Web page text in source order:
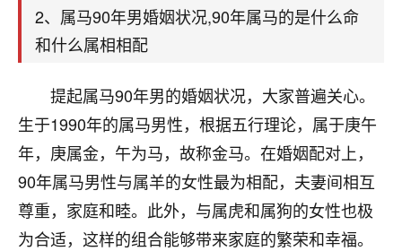
2、属马90年男婚姻状况,90年属马的是什么命
和什么属相相配
提起属马90年男的婚姻状况，大家普遍关心。
生于1990年的属马男性，根据五行理论，属于庚午
年，庚属金，午为马，故称金马。在婚姻配对上，
90年属马男性与属羊的女性最为相配，夫妻间相互
尊重，家庭和睦。此外，与属虎和属狗的女性也极
为合适，这样的组合能够带来家庭的繁荣和幸福。
哪样不服都不行！
平安是福：我也是每年找老师化太岁，看年
卦，认识老师3年了，都是缘分啊！
17分钟前 来自湖北 19
心若莲花
我是做餐饮的，这两年，生意屡屡受挫，店开一家关
一家，要么生意不好，生意好的就出事。前些年攒的
家底快败光了，真是倒霉！我也想找人看看到底怎么
回事？